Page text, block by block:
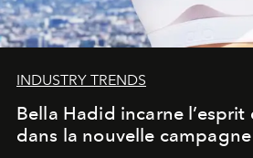
INDUSTRY TRENDS
Bella Hadid incarne l’esprit
dans la nouvelle campagne